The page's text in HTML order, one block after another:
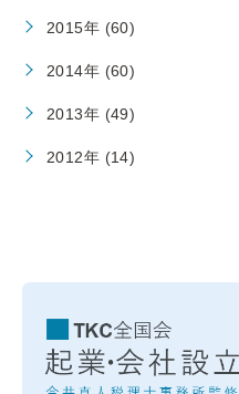
2015年 (60)
2014年 (60)
2013年 (49)
2012年 (14)